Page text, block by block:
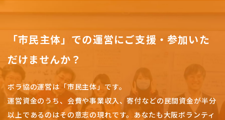
「市民主体」での運営にご支援・参加いた
だけませんか？
ボラ協の運営は「市民主体」です。
運営資金のうち、会費や事業収入、寄付などの民間資金が半分
以上であるのはその意志の現れです。 あなたも大阪ボランティ